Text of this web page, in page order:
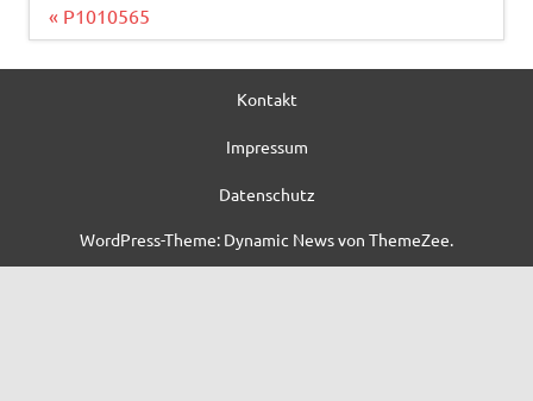
Beitragsnavigation
« P1010565
Kontakt
Impressum
Datenschutz
WordPress-Theme: Dynamic News von ThemeZee.